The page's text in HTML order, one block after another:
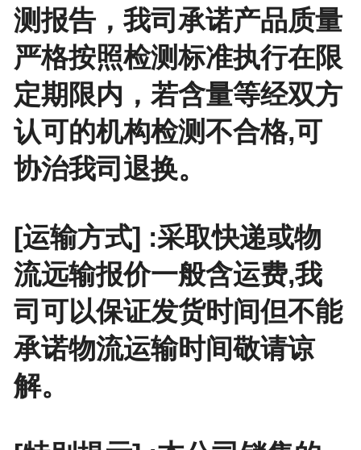
测报告，我司承诺产品质量
严格按照检测标准执行在限
定期限内，若含量等经双方
认可的机构检测不合格,可
协治我司退换。
[运输方式] :采取快递或物
流远输报价一般含运费,我
司可以保证发货时间但不能
承诺物流运输时间敬请谅
解。